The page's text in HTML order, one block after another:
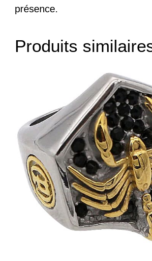
présence.
Produits